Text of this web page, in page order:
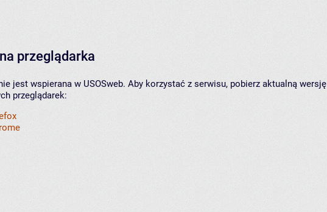
przeglądarka
jest wspierana w USOSweb. Aby korzystać z serwisu, pobierz aktualną wersję
przeglądarek: